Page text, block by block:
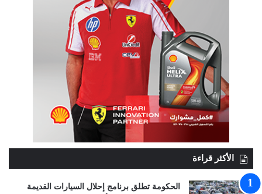
الأكثر قراءة
الحكومة تطلق برنامج إحلال السيارات القديمة